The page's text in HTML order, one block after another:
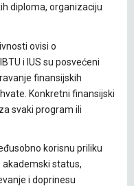
diploma, organizaciju
ovisi o
i IUS su posvećeni
finansijskih
Konkretni finansijski
svaki program ili
korisnu priliku
akademski status,
i doprinesu